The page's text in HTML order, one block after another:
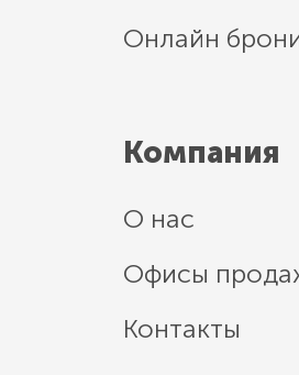
Онлайн
Компания
О нас
Офисы
Контакты